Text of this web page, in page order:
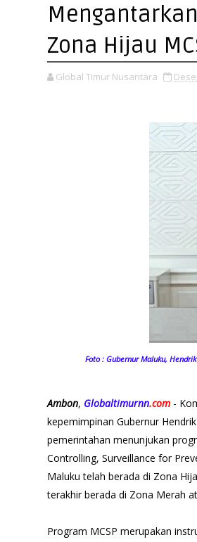
Zona Hijau
Global Timur Nusantara
Foto : Gubernur Maluku,
Ambon, Globaltimurnn.com -
kepemimpinan Gubernur
pemerintahan menunjukan
Controlling, Surveillance for
Maluku telah berada di Zona
terakhir berada di Zona Merah
Program MCSP merupakan